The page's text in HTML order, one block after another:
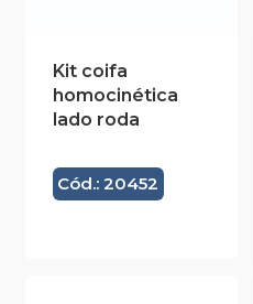
Kit coifa
homocinética
lado roda
Cód.: 20452